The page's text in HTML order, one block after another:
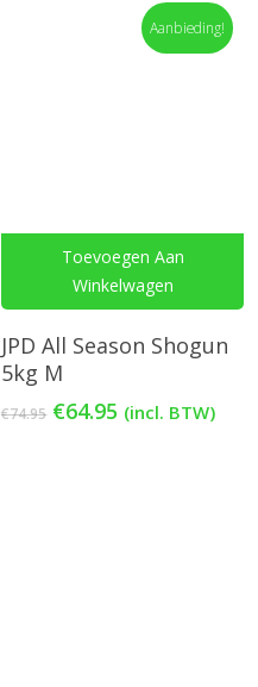
€134.95.
is:
€119.95.
Aanbieding!
Toevoegen Aan
Winkelwagen
JPD All Season Shogun
5kg M
€74.95 Oorspronkelijke
€64.95 Huidige
(incl. BTW)